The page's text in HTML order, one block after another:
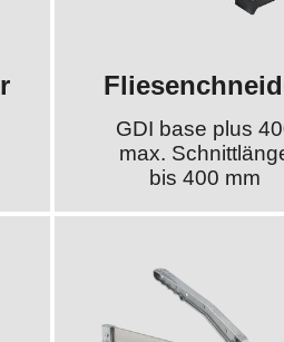
GDI base plus
max.
bis 400 mm